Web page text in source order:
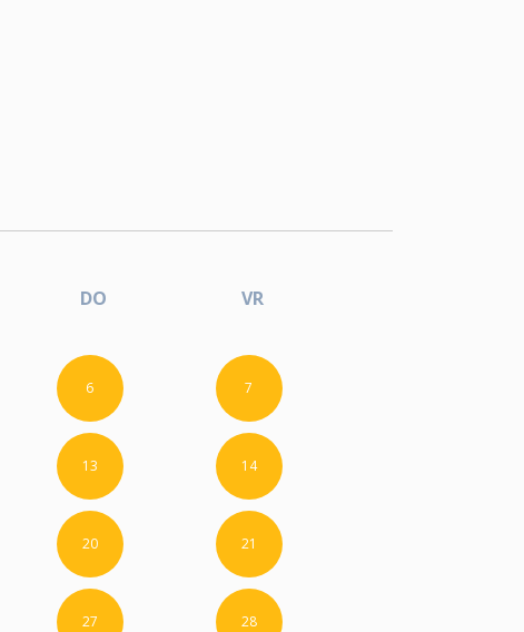
DO VR
6 7
13 14
20 21
27 28